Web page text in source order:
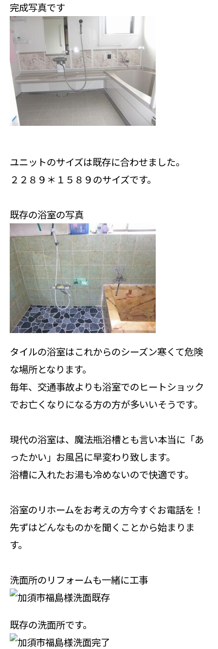
完成写真です
ユニットのサイズは既存に合わせました。
２２８９＊１５８９のサイズです。
既存の浴室の写真
タイルの浴室はこれからのシーズン寒くて危険
な場所となります。
毎年、交通事故よりも浴室でのヒートショック
でお亡くなりになる方の方が多いいそうです。
現代の浴室は、魔法瓶浴槽とも言い本当に「あ
ったかい」お風呂に早変わり致します。
浴槽に入れたお湯も冷めないので快適です。
浴室のリホームをお考えの方今すぐお電話を！
先ずはどんなものかを聞くことから始まりま
す。
洗面所のリフォームも一緒に工事
既存の洗面所です。